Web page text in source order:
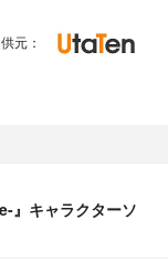
元：
』キャラクターソ